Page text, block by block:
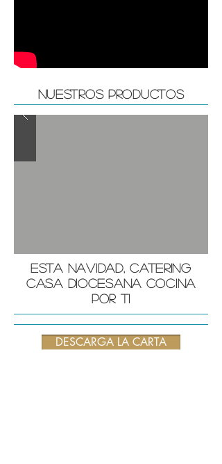
nuestros productos
esta navidad, catering
casa diocesana cocina
por ti
DESCARGA LA CARTA